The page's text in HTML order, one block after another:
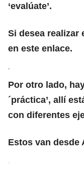
‘evalúate’.
Si desea realizar
en este enlace.
Por otro lado,
´práctica’, allí
con diferentes
Estos van desde